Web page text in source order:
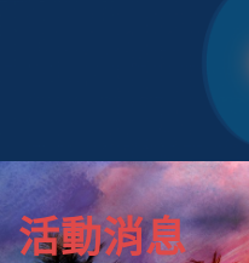
活動消息